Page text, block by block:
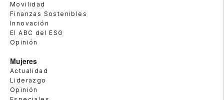
Movilidad
Finanzas Sostenibles
Innovación
El ABC del ESG
Opinión
Mujeres
Actualidad
Liderazgo
Opinión